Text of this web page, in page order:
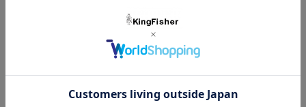
マイルドなレギュラーファストテーパーで、多彩なルアーとシチ
ュエーションに対応するHuerco XT611-4Sは国内外のあらゆる
フィールドで活躍します。ショア～オフショアのライトキャステ
対象魚:バラマンディ、バス、チヌ、ボートシーバス、ボートロ